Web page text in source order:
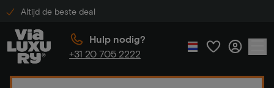
Altijd de beste deal
Hulp nodig?
+31 20 705 2222